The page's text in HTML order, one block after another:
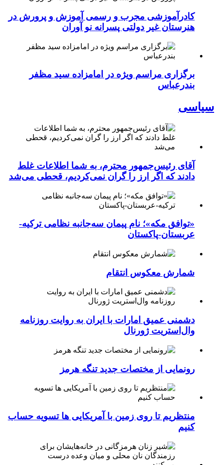
کادرآموزشی مجرب و رسمی آموزش و پرورش در
هنرستان غیر دولتی پسرانه نو آوران
برگزاری مراسم ویژه در امامزاده سید مظفر
بندرعباس
سیاسی
آقای رئیس‌جمهور محترم، به شما اطلاعات غلط
دادند که اگر ارز را گران نمی‌کردیم، قحطی می‌شد
«توافق مکه»؛ نام پیمان سه‌جانبه نظامی ترکیه-
عربستان-پاکستان
شمارش معکوس انتقام
دشمنی عمیق امارات با ایران به روایت روزنامه
وال‌استریت ژورنال
رونمایی از مختصات جدید تنگه هرمز
منتظریم تا روی زمین با آمریکایی ها تسویه حساب
کنیم